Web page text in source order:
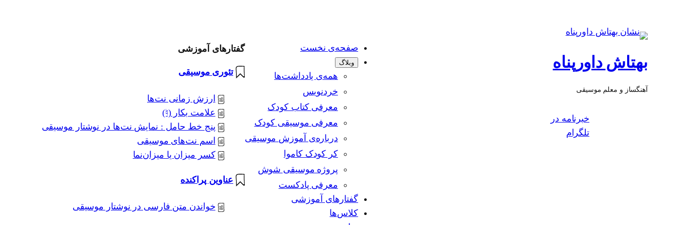
بهتاش داورپناه
آهنگساز و معلم موسیقی
خبرنامه در
تلگرام
صفحه‌ی نخست
وبلاگ
همه‌ی یادداشت‌ها
خردنویس
معرفی کتاب کودک
معرفی موسیقی کودک
درباره‌ی آموزش موسیقی
کر کودک کاموا
پروژه موسیقی شوش
معرفی پادکست
گفتارهای آموزشی
کلاس‌ها
گفتارهای آموزشی
تئوری موسیقی
ارزش زمانی نت‌ها
علامت بکار (♮)
پنج خط حامل : نمایش نت‌ها در نوشتار موسیقی
اسم نت‌های موسیقی
کسر میزان یا میزان‌نما
عناوین پراکنده
خواندن متن فارسی در نوشتار موسیقی